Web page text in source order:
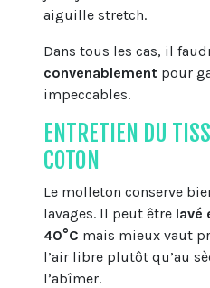
aiguille stretch.
Dans tous les cas, il
convenablement pour
impeccables.
ENTRETIEN DU
COTON
Le molleton conserve
lavages. Il peut être lavé
40°C mais mieux vaut
l’air libre plutôt qu’au
l’abîmer.